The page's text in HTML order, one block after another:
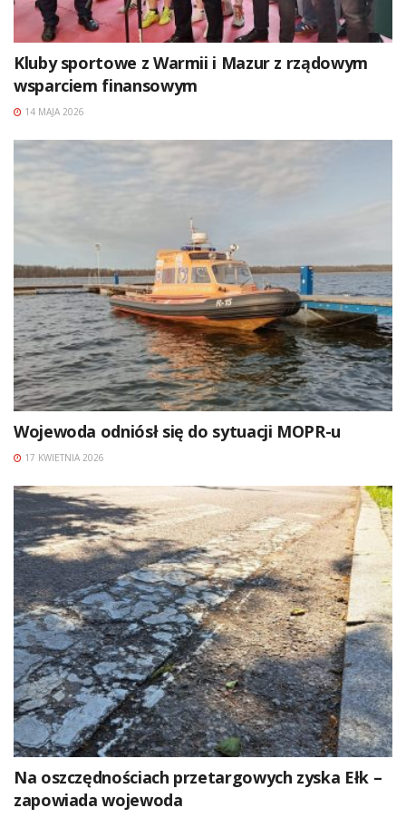
Kluby sportowe z Warmii i Mazur z rządowym
wsparciem finansowym
14 MAJA 2026
Wojewoda odniósł się do sytuacji MOPR-u
17 KWIETNIA 2026
Na oszczędnościach przetargowych zyska Ełk –
zapowiada wojewoda